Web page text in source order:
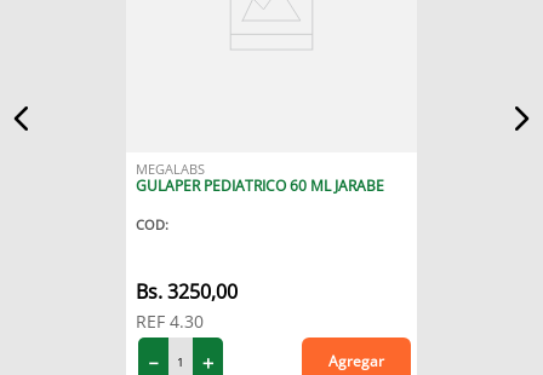
MEGALABS
GULAPER PEDIATRICO 60 ML JARABE
COD:
3250,00
REF 4.30
＋
－ Agregar